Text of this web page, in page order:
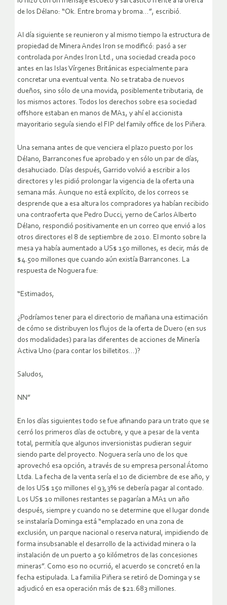
de los Délano: “Ok. Entre broma y broma…”, escribió.
Al día siguiente se reunieron y al mismo tiempo la estructura de
propiedad de Minera Andes Iron se modificó: pasó a ser
controlada por Andes Iron Ltd., una sociedad creada poco
antes en las Islas Vírgenes Británicas especialmente para
concretar una eventual venta. No se trataba de nuevos
dueños, sino sólo de una movida, posiblemente tributaria, de
los mismos actores. Todos los derechos sobre esa sociedad
offshore estaban en manos de MA1, y ahí el accionista
mayoritario seguía siendo el FIP del family office de los Piñera.
Una semana antes de que venciera el plazo puesto por los
Délano, Barrancones fue aprobado y en sólo un par de días,
desahuciado. Días después, Garrido volvió a escribir a los
directores y les pidió prolongar la vigencia de la oferta una
semana más. Aunque no está explícito, de los correos se
desprende que a esa altura los compradores ya habían recibido
una contraoferta que Pedro Ducci, yerno de Carlos Alberto
Délano, respondió positivamente en un correo que envió a los
otros directores el 8 de septiembre de 2010. El monto sobre la
mesa ya había aumentado a US$ 150 millones, es decir, más de
$4.500 millones que cuando aún existía Barrancones. La
respuesta de Noguera fue:
“Estimados,
¿Podríamos tener para el directorio de mañana una estimación
de cómo se distribuyen los flujos de la oferta de Duero (en sus
dos modalidades) para las diferentes de acciones de Minería
Activa Uno (para contar los billetitos…)?
Saludos,
NN”
En los días siguientes todo se fue afinando para un trato que se
cerró los primeros días de octubre, y que a pesar de la venta
total, permitía que algunos inversionistas pudieran seguir
siendo parte del proyecto. Noguera sería uno de los que
aprovechó esa opción, a través de su empresa personal Átomo
Ltda. La fecha de la venta sería el 10 de diciembre de ese año, y
de los US$ 150 millones el 93,3% se debería pagar al contado.
Los US$ 10 millones restantes se pagarían a MA1 un año
después, siempre y cuando no se determine que el lugar donde
se instalaría Dominga está “emplazado en una zona de
exclusión, un parque nacional o reserva natural, impidiendo de
forma insubsanable el desarrollo de la actividad minera o la
instalación de un puerto a 50 kilómetros de las concesiones
mineras”. Como eso no ocurrió, el acuerdo se concretó en la
fecha estipulada. La familia Piñera se retiró de Dominga y se
adjudicó en esa operación más de $21.683 millones.